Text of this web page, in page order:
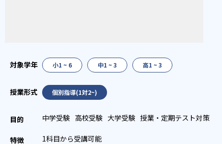
小1 ~ 6 中1 ~ 3 高1 ~ 3
個別指導(1対2~)
中学受験 高校受験 大学受験 授業・定期テスト対策
1科目から受講可能